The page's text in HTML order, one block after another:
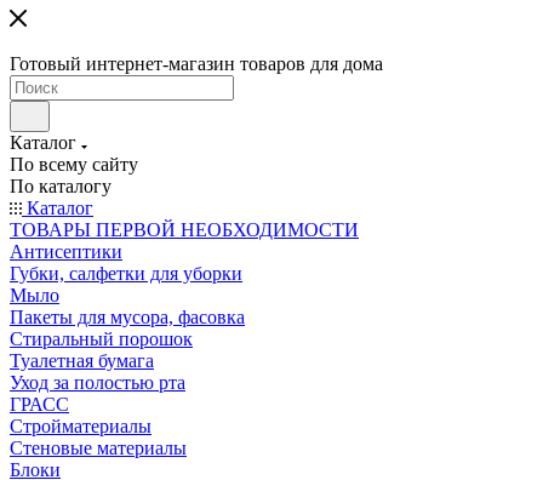
Готовый интернет-магазин товаров для дома
Каталог
По всему сайту
По каталогу
Каталог
ТОВАРЫ ПЕРВОЙ НЕОБХОДИМОСТИ
Антисептики
Губки, салфетки для уборки
Мыло
Пакеты для мусора, фасовка
Стиральный порошок
Туалетная бумага
Уход за полостью рта
ГРАСС
Стройматериалы
Стеновые материалы
Блоки